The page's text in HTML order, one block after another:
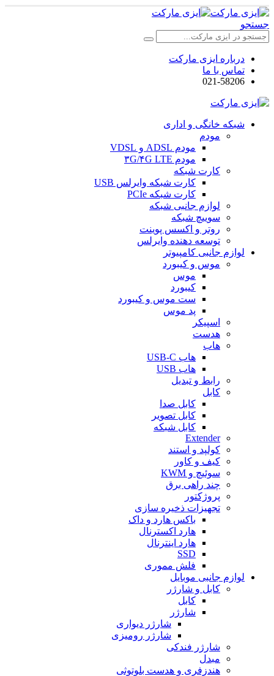
جستجو
درباره ایزی مارکت
تماس با ما
021-58206
شبکه خانگی و اداری
مودم
مودم ADSL و VDSL
مودم ۳G/۴G LTE
کارت شبکه
کارت شبکه وایرلس USB
کارت شبکه PCIe
لوازم جانبی شبکه
سوییچ شبکه
روتر و اکسس پوینت
توسعه دهنده وایرلس
لوازم جانبی کامپیوتر
موس و کیبورد
موس
کیبورد
ست موس و کیبورد
پد موس
اسپیکر
هدست
هاب
هاب USB-C
هاب USB
رابط و تبدیل
کابل
کابل صدا
کابل تصویر
کابل شبکه
Extender
کولپد و استند
کیف و کاور
سوئیچ و KWM
چند راهی برق
پروژکتور
تجهیزات ذخیره سازی
باکس هارد و داک
هارد اکسترنال
هارد اینترنال
SSD
فلش مموری
لوازم جانبی موبایل
کابل و شارژر
کابل
شارژر
شارژر دیواری
شارژر رومیزی
شارژر فندکی
مبدل
هندزفری و هدست بلوتوثی